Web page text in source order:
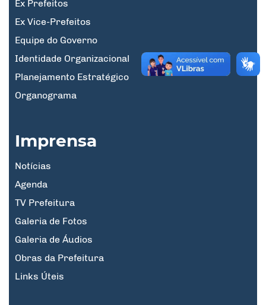
Ex Prefeitos
Ex Vice-Prefeitos
Equipe do Governo
Identidade Organizacional
Planejamento Estratégico
Organograma
Imprensa
Notícias
Agenda
TV Prefeitura
Galeria de Fotos
Galeria de Áudios
Obras da Prefeitura
Links Úteis